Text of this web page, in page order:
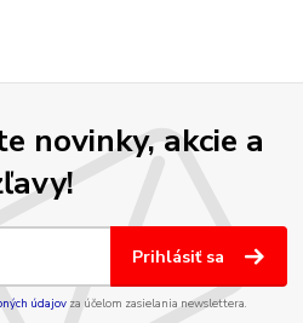
novinky, akcie a
Prihlásiť sa
údajov za účelom zasielania newslettera.